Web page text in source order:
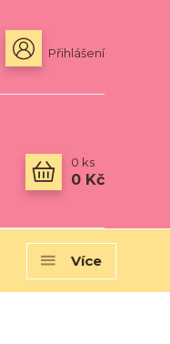
Přihlášení
0 ks
0 Kč
Více